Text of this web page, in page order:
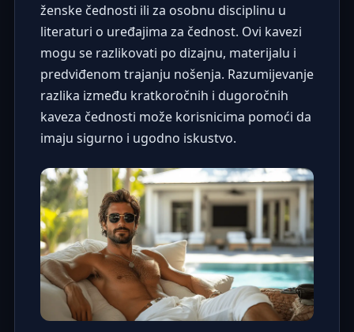
ženske čednosti ili za osobnu disciplinu u
literaturi o uređajima za čednost. Ovi kavezi
mogu se razlikovati po dizajnu, materijalu i
predviđenom trajanju nošenja. Razumijevanje
razlika između kratkoročnih i dugoročnih
kaveza čednosti može korisnicima pomoći da
imaju sigurno i ugodno iskustvo.